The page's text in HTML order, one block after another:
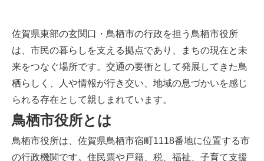
佐賀県東部の玄関口・鳥栖市の行政を担う鳥栖市役所
は、市民の暮らしを支える拠点であり、まちの現在と未
来をつなぐ場所です。交通の要衝として発展してきた鳥
栖らしく、人や情報が行き交い、地域の息づかいを感じ
られる存在として親しまれています。
鳥栖市役所とは
鳥栖市役所は、佐賀県鳥栖市宿町1118番地に位置する市
の行政機関です。住民票や戸籍、税、福祉、子育て支援